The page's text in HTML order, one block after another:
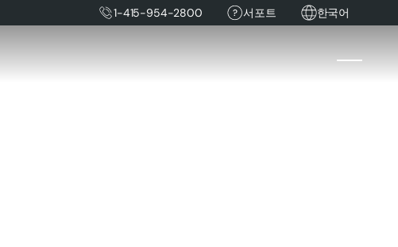
1-415-954-2800 서포트 한국어